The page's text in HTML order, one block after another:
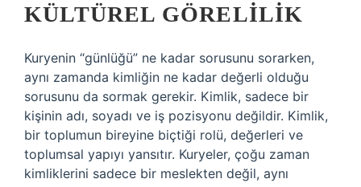
KÜLTÜREL GÖRELILIK
Kuryenin “günlüğü” ne kadar sorusunu sorarken,
aynı zamanda kimliğin ne kadar değerli olduğu
sorusunu da sormak gerekir. Kimlik, sadece bir
kişinin adı, soyadı ve iş pozisyonu değildir. Kimlik,
bir toplumun bireyine biçtiği rolü, değerleri ve
toplumsal yapıyı yansıtır. Kuryeler, çoğu zaman
kimliklerini sadece bir meslekten değil, aynı